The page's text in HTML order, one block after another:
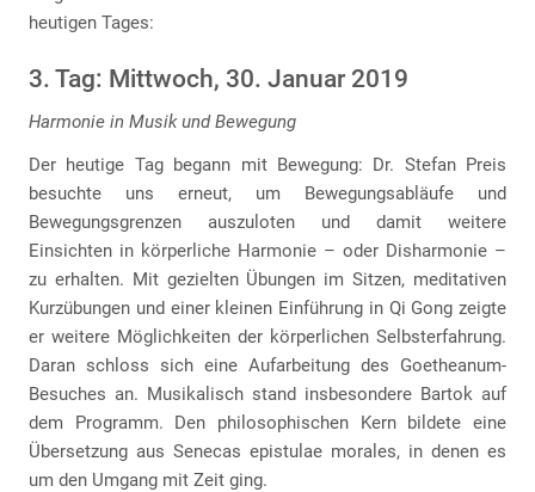
heutigen Tages:
3. Tag: Mittwoch, 30. Januar 2019
Harmonie in Musik und Bewegung
Der heutige Tag begann mit Bewegung: Dr. Stefan Preis
besuchte uns erneut, um Bewegungsabläufe und
Bewegungsgrenzen auszuloten und damit weitere
Einsichten in körperliche Harmonie – oder Disharmonie –
zu erhalten. Mit gezielten Übungen im Sitzen, meditativen
Kurzübungen und einer kleinen Einführung in Qi Gong zeigte
er weitere Möglichkeiten der körperlichen Selbsterfahrung.
Daran schloss sich eine Aufarbeitung des Goetheanum-
Besuches an. Musikalisch stand insbesondere Bartok auf
dem Programm. Den philosophischen Kern bildete eine
Übersetzung aus Senecas epistulae morales, in denen es
um den Umgang mit Zeit ging.